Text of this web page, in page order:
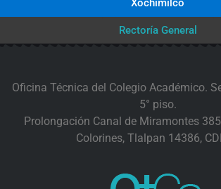
Xochimilco
Rectoría General
Oficina Técnica del Colegio Académico.
5° piso.
Prolongación Canal de Miramontes
Colorines, Tlalpan 14386,